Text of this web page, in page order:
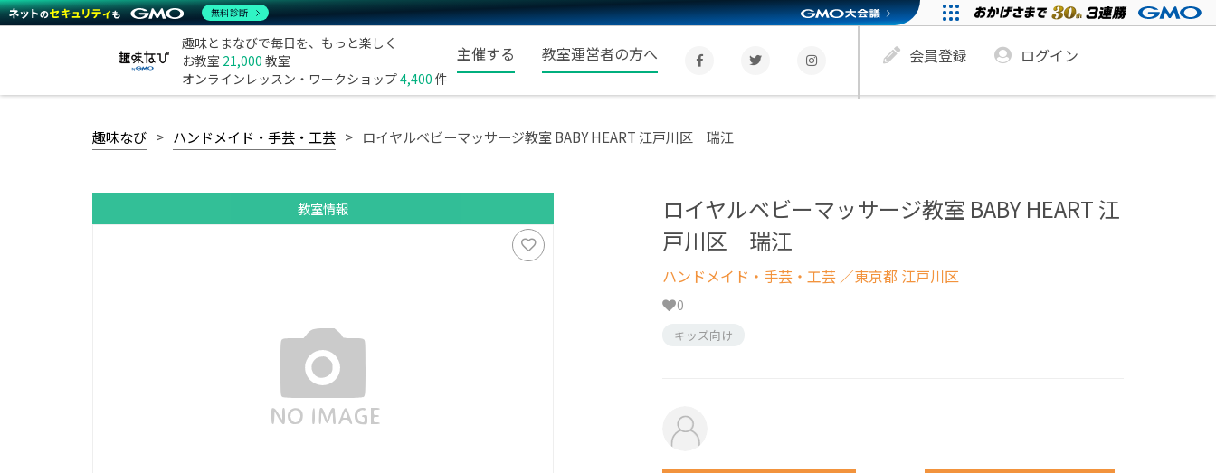
趣味とまなびで毎日を、もっと楽しく
お教室 21,000 教室
オンラインレッスン・ワークショップ4,400 件
主催する 教室運営者の方へ 会員登録 ログイン
趣味なび ハンドメイド・手芸・工芸 ロイヤルベビーマッサージ教室 BABY HEART 江戸川区 瑞江
教室情報
ロイヤルベビーマッサージ教室 BABY HEART 江
戸川区 瑞江
ハンドメイド・手芸・工芸 ／東京都 江戸川区
0
キッズ向け
無料診断